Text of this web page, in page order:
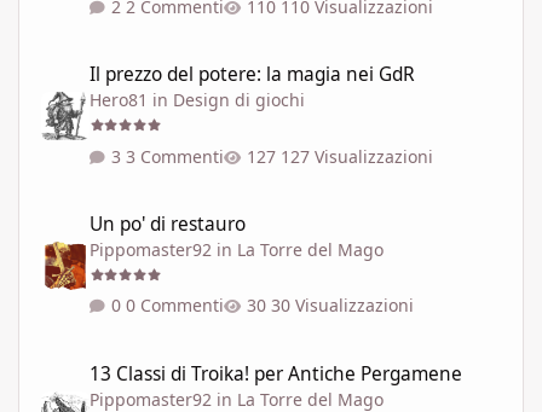
2 Commenti 110 Visualizzazioni
Il prezzo del potere: la magia nei GdR
Hero81 in Design di giochi
3 Commenti 127 Visualizzazioni
Un po' di restauro
Pippomaster92 in La Torre del Mago
0 Commenti 30 Visualizzazioni
13 Classi di Troika! per Antiche Pergamene
Pippomaster92 in La Torre del Mago